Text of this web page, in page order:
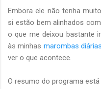
Embora ele não tenha
si estão bem alinhados com
o que me deixou bastante
às minhas marombas diárias
ver o que acontece.
O resumo do programa está